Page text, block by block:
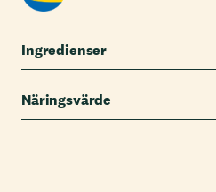
Ingredienser
Näringsvärde